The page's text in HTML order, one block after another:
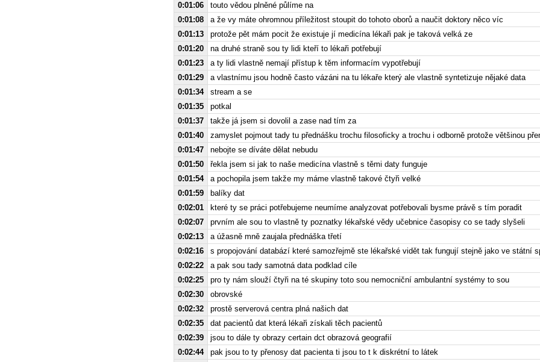
0:01:06
touto vědou plněné půlíme na
0:01:08
a že vy máte ohromnou příležitost stoupit do tohoto oborů a naučit doktory něco víc
0:01:13
protože pět mám pocit že existuje jí medicína lékaři pak je taková velká ze
0:01:20
na druhé straně sou ty lidi kteří to lékaři potřebují
0:01:23
a ty lidi vlastně nemají přístup k těm informacím vypotřebují
0:01:29
a vlastnímu jsou hodně často vázáni na tu lékaře který ale vlastně syntetizuje nějaké data
0:01:34
stream a se
0:01:35
potkal
0:01:37
takže já jsem si dovolil a zase nad tím za
0:01:40
zamyslet pojmout tady tu přednášku trochu filosoficky a trochu i odborně protože většinou
0:01:47
nebojte se díváte dělat nebudu
0:01:50
řekla jsem si jak to naše medicína vlastně s těmi daty funguje
0:01:54
a pochopila jsem takže my máme vlastně takové čtyři velké
0:01:59
balíky dat
0:02:01
které ty se práci potřebujeme neumíme analyzovat potřebovali bysme právě s tím poradit
0:02:07
prvním ale sou to vlastně ty poznatky lékařské vědy učebnice časopisy co se tady slyšeli
0:02:13
a úžasně mně zaujala přednáška třetí
0:02:16
s propojování databází které samozřejmě ste lékařské vidět tak fungují stejně jako ve státní
0:02:22
a pak sou tady samotná data podklad cíle
0:02:25
pro ty nám slouží čtyři na té skupiny toto sou nemocniční ambulantní systémy to sou
0:02:30
obrovské
0:02:32
prostě serverová centra plná našich dat
0:02:35
dat pacientů dat která lékaři získali těch pacientů
0:02:39
jsou to dále ty obrazy certain dct obrazová geografií
0:02:44
pak jsou to ty přenosy dat pacienta ti jsou to t k diskrétní to látek